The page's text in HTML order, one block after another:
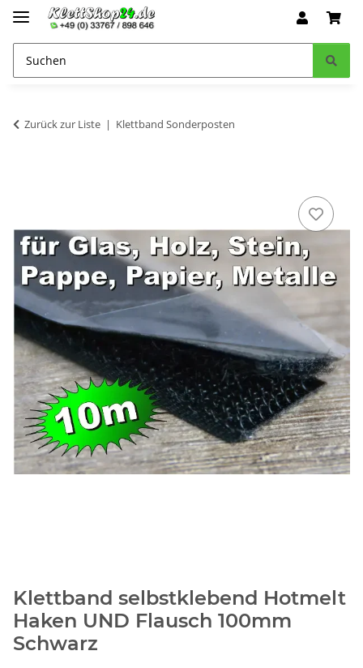
Zurück zur Liste Klettband Sonderposten
Klettband selbstklebend Hotmelt
Haken UND Flausch 100mm
Schwarz